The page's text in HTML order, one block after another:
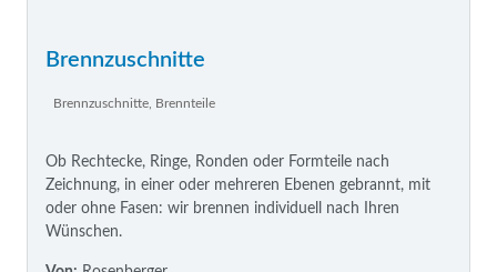
Brennzuschnitte
Brennzuschnitte, Brennteile
Ob Rechtecke, Ringe, Ronden oder Formteile nach
Zeichnung, in einer oder mehreren Ebenen gebrannt, mit
oder ohne Fasen: wir brennen individuell nach Ihren
Wünschen.